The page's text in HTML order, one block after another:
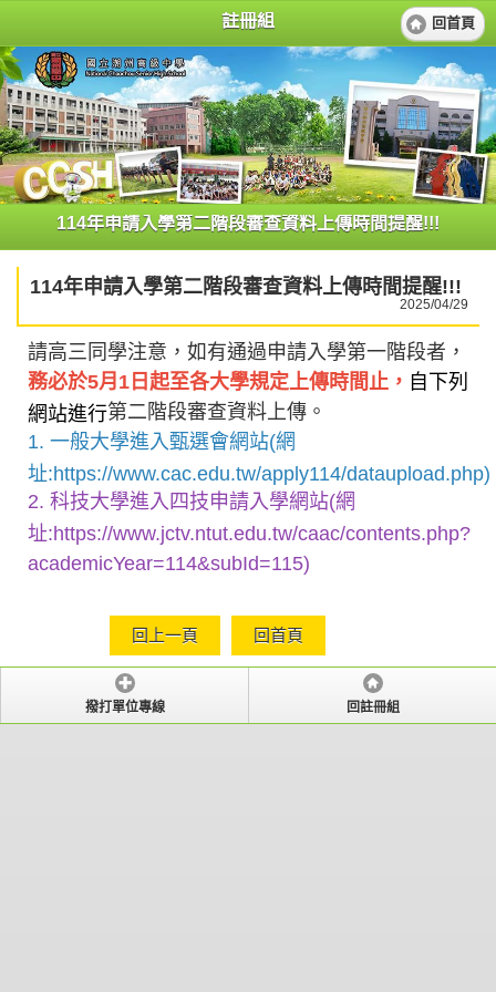
註冊組 回首頁
114年申請入學第二階段審查資料上傳時間提醒!!!
114年申請入學第二階段審查資料上傳時間提醒!!!
2025/04/29
請高三同學注意，如有通過申請入學第一階段者，
務必於5月1日起至各大學規定上傳時間止， 自下列
網站進行第二階段審查資料上傳。
1. 一般大學進入甄選會網站(網
址:https://www.cac.edu.tw/apply114/dataupload.php)
2. 科技大學進入四技申請入學網站(網
址:https://www.jctv.ntut.edu.tw/caac/contents.php?
academicYear=114&subId=115)
回上一頁 回首頁
撥打單位專線 回註冊組